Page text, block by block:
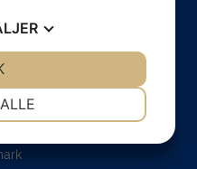
K. Nielsen